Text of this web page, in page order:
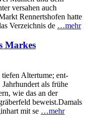
versahen auch
Rennertshofen hatte
Verzeichnis de …mehr
Markes
tiefen Altertume; ent­
als frühe
wie das an der
beweist.Damals
mit se …mehr